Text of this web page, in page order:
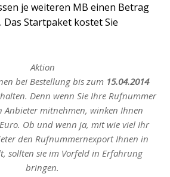
je weiteren MB einen Betrag
Das Startpaket kostet Sie
Aktion
bei Bestellung bis zum 15.04.2014
Denn wenn Sie Ihre Rufnummer
Anbieter mitnehmen, winken Ihnen
Ob und wenn ja, mit wie viel Ihr
den Rufnummernexport Ihnen in
sollten sie im Vorfeld in Erfahrung
bringen.